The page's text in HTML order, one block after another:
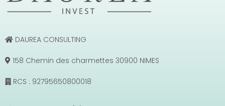
DAUREA CONSULTING
158 Chemin des charmettes 30900 NIMES
RCS : 92795650800018